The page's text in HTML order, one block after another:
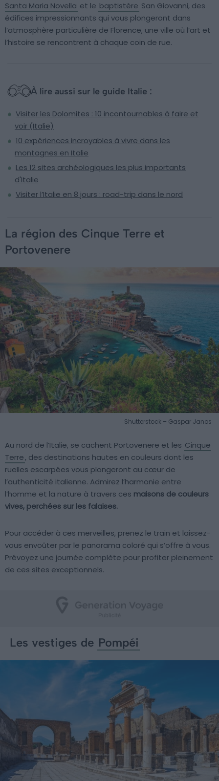
Santa Maria Novella et le baptistère San Giovanni, des
édifices impressionnants qui vous plongeront dans
l’atmosphère particulière de Florence, une ville où l’art et
l’histoire se rencontrent à chaque coin de rue.
À lire aussi sur le guide Italie :
Visiter les Dolomites : 10 incontournables à faire et
voir (Italie)
10 expériences incroyables à vivre dans les
montagnes en Italie
Les 12 sites archéologiques les plus importants
d'Italie
Visiter l’Italie en 8 jours : road-trip dans le nord
La région des Cinque Terre et
Portovenere
Shutterstock – Gaspar Janos
Au nord de l’Italie, se cachent Portovenere et les Cinque
Terre, des destinations hautes en couleurs dont les
ruelles escarpées vous plongeront au cœur de
l’authenticité italienne. Admirez l’harmonie entre
l’homme et la nature à travers ces maisons de couleurs
vives, perchées sur les falaises.
Pour accéder à ces merveilles, prenez le train et laissez-
vous envoûter par le panorama coloré qui s’offre à vous.
Prévoyez une journée complète pour profiter pleinement
de ces sites exceptionnels.
Les vestiges de Pompéi